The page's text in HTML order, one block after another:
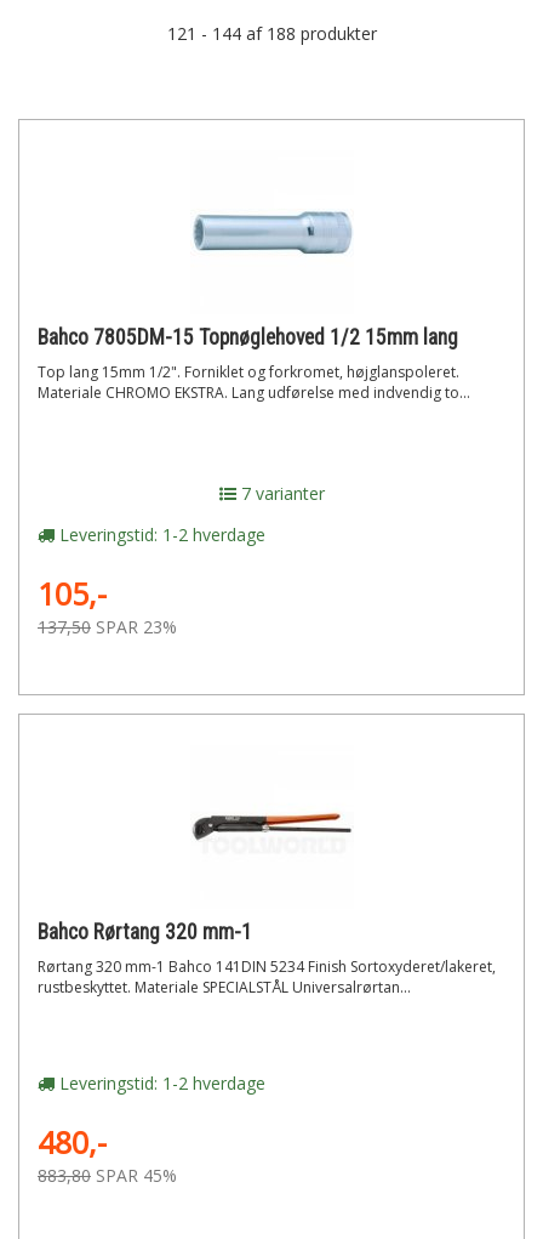
121 - 144 af 188 produkter
Bahco 7805DM-15 Topnøglehoved 1/2 15mm lang
Top lang 15mm 1/2". Forniklet og forkromet, højglanspoleret.
Materiale CHROMO EKSTRA. Lang udførelse med indvendig to...
7 varianter
Leveringstid: 1-2 hverdage
105,-
137,50 SPAR 23%
Bahco Rørtang 320 mm-1
Rørtang 320 mm-1 Bahco 141DIN 5234 Finish Sortoxyderet/lakeret,
rustbeskyttet. Materiale SPECIALSTÅL Universalrørtan...
Leveringstid: 1-2 hverdage
480,-
883,80 SPAR 45%